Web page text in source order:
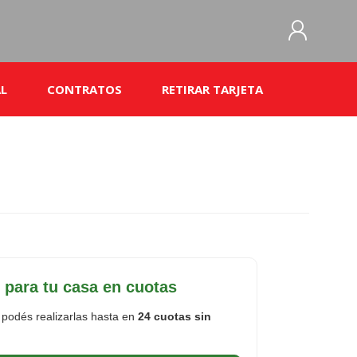
REGISTRO
CONTRATOS
Seguro de vida
Contrato Tarjeta
RETIRAR TARJETA
para tu casa en cuotas
realizarlas hasta en 24 cuotas sin